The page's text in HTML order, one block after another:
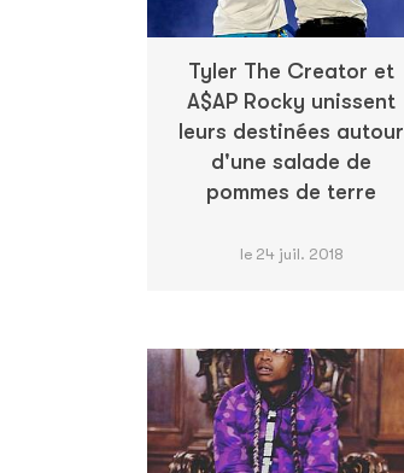
Tyler The Creator et
A$AP Rocky unissent
leurs destinées autour
d'une salade de
pommes de terre
le 24 juil. 2018